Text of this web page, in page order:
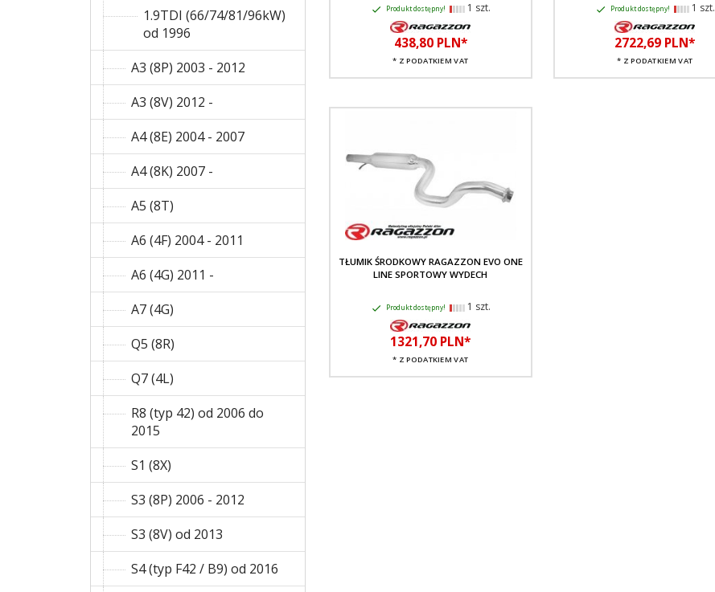
1.9TDI (66/74/81/96kW)
od 1996
A3 (8P) 2003 - 2012
A3 (8V) 2012 -
A4 (8E) 2004 - 2007
A4 (8K) 2007 -
A5 (8T)
A6 (4F) 2004 - 2011
A6 (4G) 2011 -
A7 (4G)
Q5 (8R)
Q7 (4L)
R8 (typ 42) od 2006 do
2015
S1 (8X)
S3 (8P) 2006 - 2012
S3 (8V) od 2013
S4 (typ F42 / B9) od 2016
Produkt dostępny! 1 szt.
438,80 PLN*
* Z PODATKIEM VAT
Produkt dostępny! 1 szt.
2722,69 PLN*
* Z PODATKIEM VAT
TŁUMIK ŚRODKOWY RAGAZZON EVO ONE
LINE SPORTOWY WYDECH
Produkt dostępny! 1 szt.
1321,70 PLN*
* Z PODATKIEM VAT